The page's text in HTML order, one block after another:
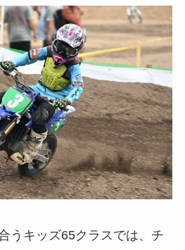
うキッズ65クラスでは、チ